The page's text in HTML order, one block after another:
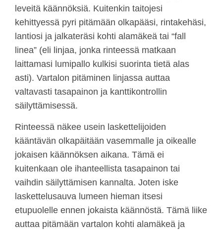
leveitä käännöksiä. Kuitenkin taitojesi
kehittyessä pyri pitämään olkapääsi, rintakehäsi,
lantiosi ja jalkateräsi kohti alamäkeä tai “fall
linea” (eli linjaa, jonka rinteessä matkaan
laittamasi lumipallo kulkisi suorinta tietä alas
asti). Vartalon pitäminen linjassa auttaa
valtavasti tasapainon ja kanttikontrollin
säilyttämisessä.
Rinteessä näkee usein laskettelijoiden
kääntävän olkapäitään vasemmalle ja oikealle
jokaisen käännöksen aikana. Tämä ei
kuitenkaan ole ihanteellista tasapainon tai
vaihdin säilyttämisen kannalta. Joten iske
laskettelusauva lumeen hieman itsesi
etupuolelle ennen jokaista käännöstä. Tämä liike
auttaa pitämään vartalon kohti alamäkeä ja